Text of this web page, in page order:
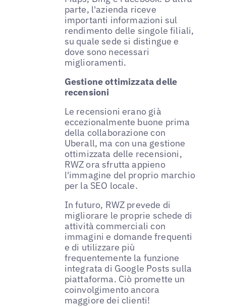
parte, l'azienda riceve
importanti informazioni sul
rendimento delle singole filiali,
su quale sede si distingue e
dove sono necessari
miglioramenti.
Gestione ottimizzata delle
recensioni
Le recensioni erano già
eccezionalmente buone prima
della collaborazione con
Uberall, ma con una gestione
ottimizzata delle recensioni,
RWZ ora sfrutta appieno
l'immagine del proprio marchio
per la SEO locale.
In futuro, RWZ prevede di
migliorare le proprie schede di
attività commerciali con
immagini e domande frequenti
e di utilizzare più
frequentemente la funzione
integrata di Google Posts sulla
piattaforma. Ciò promette un
coinvolgimento ancora
maggiore dei clienti!